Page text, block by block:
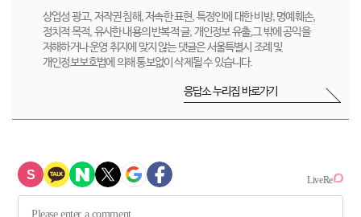
상업성 광고, 저작권 침해, 저속한 표현, 특정인에 대한 비방, 명예훼손,
정치적 목적, 유사한 내용의 반복적 글, 개인정보 유출,그 밖에 공익을
저해하거나 운영 취지에 맞지 않는 댓글은 서울특별시 조례 및
개인정보보호법에 의해 통보없이 삭제될 수 있습니다.
응답소 누리집 바로가기